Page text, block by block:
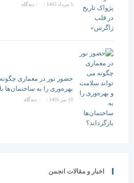
5 مرداد 1405 / ۰ دیدگاه
حضور نور در معماری چگونه می
بهره‌وری را به ساختمان‌ها
/ ۰ دیدگاه
اخبار و مقالات انجمن